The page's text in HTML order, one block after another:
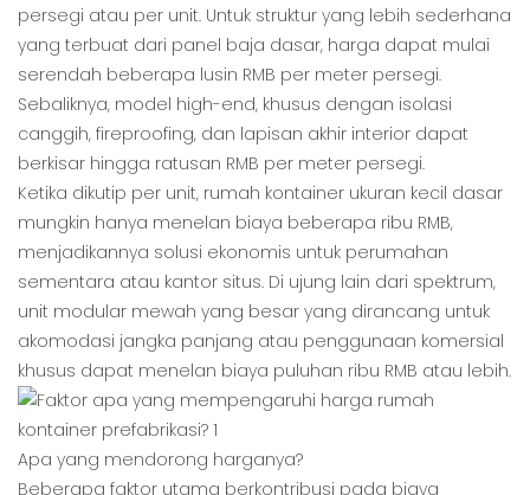
persegi atau per unit. Untuk struktur yang lebih sederhana
yang terbuat dari panel baja dasar, harga dapat mulai
serendah beberapa lusin RMB per meter persegi.
Sebaliknya, model high-end, khusus dengan isolasi
canggih, fireproofing, dan lapisan akhir interior dapat
berkisar hingga ratusan RMB per meter persegi.
Ketika dikutip per unit, rumah kontainer ukuran kecil dasar
mungkin hanya menelan biaya beberapa ribu RMB,
menjadikannya solusi ekonomis untuk perumahan
sementara atau kantor situs. Di ujung lain dari spektrum,
unit modular mewah yang besar yang dirancang untuk
akomodasi jangka panjang atau penggunaan komersial
khusus dapat menelan biaya puluhan ribu RMB atau lebih.
Apa yang mendorong harganya?
Beberapa faktor utama berkontribusi pada biaya